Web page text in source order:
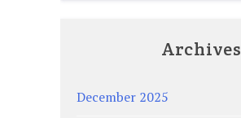
Archives
December 2025